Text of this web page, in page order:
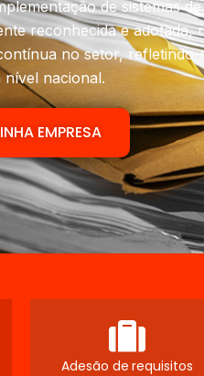
de sistemas
reconhecida e
no setor,
nível nacional.
EMPRESA
Adesão de requisitos